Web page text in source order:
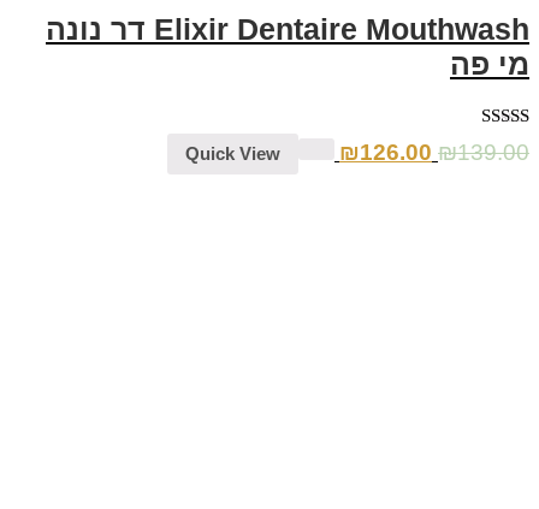
Elixir Dentaire Mouthwash דר נונה
מי פה
דורג 5.00
מתוך 5
₪139.00
₪126.00
Quick View